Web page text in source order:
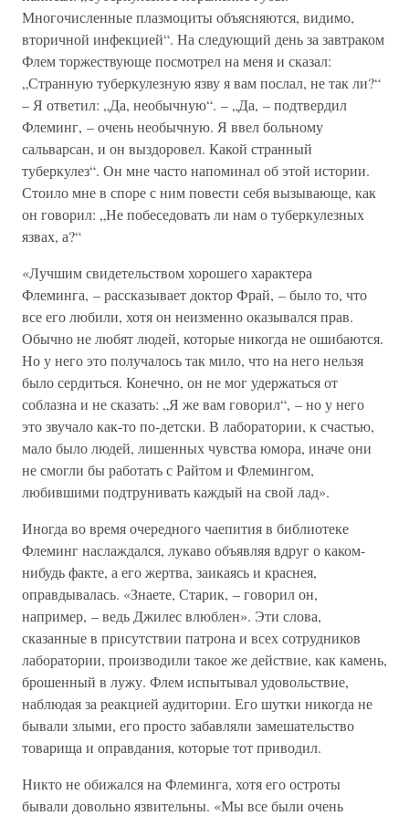
Многочисленные плазмоциты объясняются, видимо,
вторичной инфекцией“. На следующий день за завтраком
Флем торжествующе посмотрел на меня и сказал:
„Странную туберкулезную язву я вам послал, не так ли?“
– Я ответил: „Да, необычную“. – „Да, – подтвердил
Флеминг, – очень необычную. Я ввел больному
сальварсан, и он выздоровел. Какой странный
туберкулез“. Он мне часто напоминал об этой истории.
Стоило мне в споре с ним повести себя вызывающе, как
он говорил: „Не побеседовать ли нам о туберкулезных
язвах, а?“
«Лучшим свидетельством хорошего характера
Флеминга, – рассказывает доктор Фрай, – было то, что
все его любили, хотя он неизменно оказывался прав.
Обычно не любят людей, которые никогда не ошибаются.
Но у него это получалось так мило, что на него нельзя
было сердиться. Конечно, он не мог удержаться от
соблазна и не сказать: „Я же вам говорил“, – но у него
это звучало как-то по-детски. В лаборатории, к счастью,
мало было людей, лишенных чувства юмора, иначе они
не смогли бы работать с Райтом и Флемингом,
любившими подтрунивать каждый на свой лад».
Иногда во время очередного чаепития в библиотеке
Флеминг наслаждался, лукаво объявляя вдруг о каком-
нибудь факте, а его жертва, заикаясь и краснея,
оправдывалась. «Знаете, Старик, – говорил он,
например, – ведь Джилес влюблен». Эти слова,
сказанные в присутствии патрона и всех сотрудников
лаборатории, производили такое же действие, как камень,
брошенный в лужу. Флем испытывал удовольствие,
наблюдая за реакцией аудитории. Его шутки никогда не
бывали злыми, его просто забавляли замешательство
товарища и оправдания, которые тот приводил.
Никто не обижался на Флеминга, хотя его остроты
бывали довольно язвительны. «Мы все были очень